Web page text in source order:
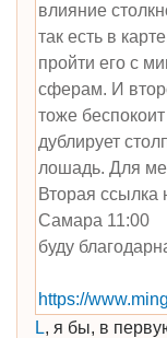
влияние
так есть в
пройти его с
сферам. И
тоже
дублирует
лошадь. Для
Вторая ссылка
Самара 11:00
буду
https://
L, я бы, в